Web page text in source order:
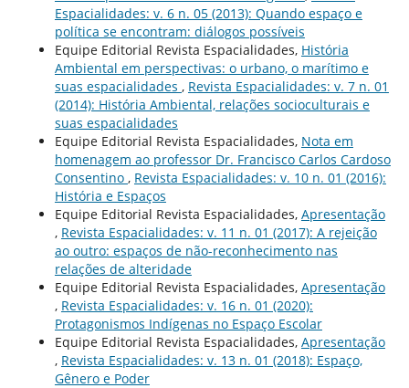
Espacialidades: v. 6 n. 05 (2013): Quando espaço e
política se encontram: diálogos possíveis
Equipe Editorial Revista Espacialidades, História
Ambiental em perspectivas: o urbano, o marítimo e
suas espacialidades , Revista Espacialidades: v. 7 n. 01
(2014): História Ambiental, relações socioculturais e
suas espacialidades
Equipe Editorial Revista Espacialidades, Nota em
homenagem ao professor Dr. Francisco Carlos Cardoso
Consentino , Revista Espacialidades: v. 10 n. 01 (2016):
História e Espaços
Equipe Editorial Revista Espacialidades, Apresentação
, Revista Espacialidades: v. 11 n. 01 (2017): A rejeição
ao outro: espaços de não-reconhecimento nas
relações de alteridade
Equipe Editorial Revista Espacialidades, Apresentação
, Revista Espacialidades: v. 16 n. 01 (2020):
Protagonismos Indígenas no Espaço Escolar
Equipe Editorial Revista Espacialidades, Apresentação
, Revista Espacialidades: v. 13 n. 01 (2018): Espaço,
Gênero e Poder